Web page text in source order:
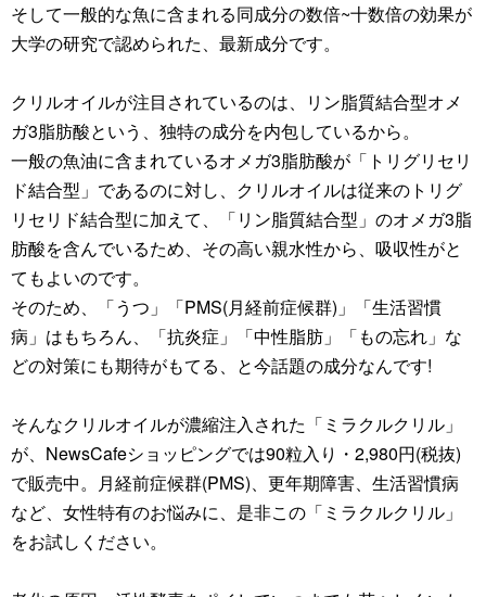
そして一般的な魚に含まれる同成分の数倍~十数倍の効果が
大学の研究で認められた、最新成分です。
クリルオイルが注目されているのは、リン脂質結合型オメ
ガ3脂肪酸という、独特の成分を内包しているから。
一般の魚油に含まれているオメガ3脂肪酸が「トリグリセリ
ド結合型」であるのに対し、クリルオイルは従来のトリグ
リセリド結合型に加えて、「リン脂質結合型」のオメガ3脂
肪酸を含んでいるため、その高い親水性から、吸収性がと
てもよいのです。
そのため、「うつ」「PMS(月経前症候群)」「生活習慣
病」はもちろん、「抗炎症」「中性脂肪」「もの忘れ」な
どの対策にも期待がもてる、と今話題の成分なんです!
そんなクリルオイルが濃縮注入された「ミラクルクリル」
が、NewsCafeショッピングでは90粒入り・2,980円(税抜)
で販売中。月経前症候群(PMS)、更年期障害、生活習慣病
など、女性特有のお悩みに、是非この「ミラクルクリル」
をお試しください。